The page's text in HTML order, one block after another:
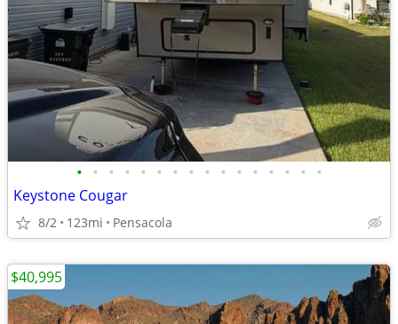
• • • • • • • • • • • • • • • •
Keystone Cougar
8/2 123mi Pensacola
$40,995